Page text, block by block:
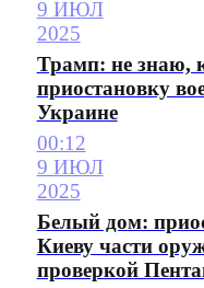
9 ИЮЛ
2025
Трамп: не знаю,
приостановку
Украине
00:12
9 ИЮЛ
2025
Белый дом:
Киеву части
проверкой